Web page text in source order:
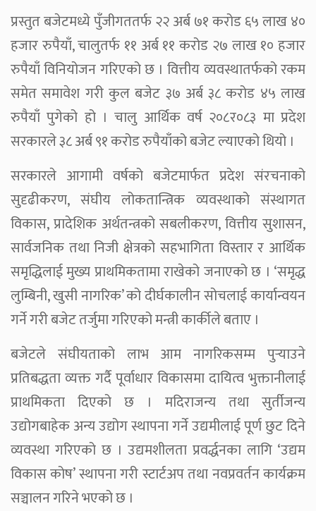
प्रस्तुत बजेटमध्ये पुँजीगततर्फ २२ अर्ब ७१ करोड ६५ लाख ४०
हजार रुपैयाँ, चालुतर्फ ११ अर्ब ११ करोड २७ लाख १० हजार
रुपैयाँ विनियोजन गरिएको छ । वित्तीय व्यवस्थातर्फको रकम
समेत समावेश गरी कुल बजेट ३७ अर्ब ३८ करोड ४५ लाख
रुपैयाँ पुगेको हो । चालु आर्थिक वर्ष २०८र०८३ मा प्रदेश
सरकारले ३८ अर्ब ९१ करोड रुपैयाँको बजेट ल्याएको थियो ।
सरकारले आगामी वर्षको बजेटमार्फत प्रदेश संरचनाको
सुदृढीकरण, संघीय लोकतान्त्रिक व्यवस्थाको संस्थागत
विकास, प्रादेशिक अर्थतन्त्रको सबलीकरण, वित्तीय सुशासन,
सार्वजनिक तथा निजी क्षेत्रको सहभागिता विस्तार र आर्थिक
समृद्धिलाई मुख्य प्राथमिकतामा राखेको जनाएको छ । ‘समृद्ध
लुम्बिनी, खुसी नागरिक’ को दीर्घकालीन सोचलाई कार्यान्वयन
गर्ने गरी बजेट तर्जुमा गरिएको मन्त्री कार्कीले बताए ।
बजेटले संघीयताको लाभ आम नागरिकसम्म पुर्‍याउने
प्रतिबद्धता व्यक्त गर्दै पूर्वाधार विकासमा दायित्व भुक्तानीलाई
प्राथमिकता दिएको छ । मदिराजन्य तथा सुर्तीजन्य
उद्योगबाहेक अन्य उद्योग स्थापना गर्ने उद्यमीलाई पूर्ण छुट दिने
व्यवस्था गरिएको छ । उद्यमशीलता प्रवर्द्धनका लागि ‘उद्यम
विकास कोष’ स्थापना गरी स्टार्टअप तथा नवप्रवर्तन कार्यक्रम
सञ्चालन गरिने भएको छ ।